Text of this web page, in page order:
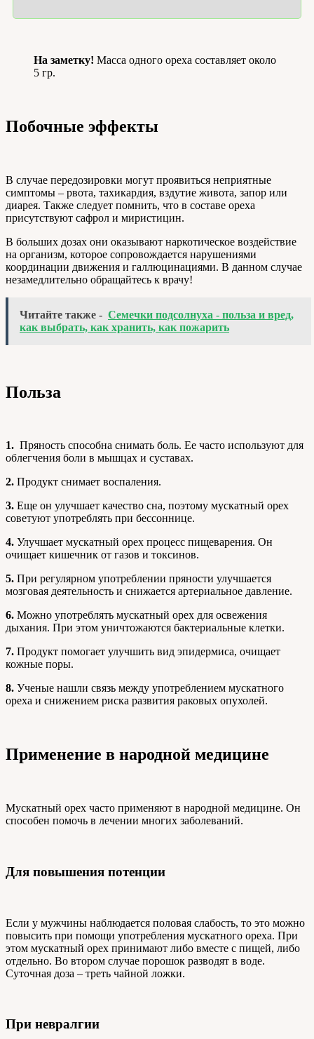
На заметку! Масса одного ореха составляет около
5 гр.
Побочные эффекты
В случае передозировки могут проявиться неприятные
симптомы – рвота, тахикардия, вздутие живота, запор или
диарея. Также следует помнить, что в составе ореха
присутствуют сафрол и миристицин.
В больших дозах они оказывают наркотическое воздействие
на организм, которое сопровождается нарушениями
координации движения и галлюцинациями. В данном случае
незамедлительно обращайтесь к врачу!
Читайте также - Семечки подсолнуха - польза и вред,
как выбрать, как хранить, как пожарить
Польза
1. Пряность способна снимать боль. Ее часто используют для
облегчения боли в мышцах и суставах.
2. Продукт снимает воспаления.
3. Еще он улучшает качество сна, поэтому мускатный орех
советуют употреблять при бессоннице.
4. Улучшает мускатный орех процесс пищеварения. Он
очищает кишечник от газов и токсинов.
5. При регулярном употреблении пряности улучшается
мозговая деятельность и снижается артериальное давление.
6. Можно употреблять мускатный орех для освежения
дыхания. При этом уничтожаются бактериальные клетки.
7. Продукт помогает улучшить вид эпидермиса, очищает
кожные поры.
8. Ученые нашли связь между употреблением мускатного
ореха и снижением риска развития раковых опухолей.
Применение в народной медицине
Мускатный орех часто применяют в народной медицине. Он
способен помочь в лечении многих заболеваний.
Для повышения потенции
Если у мужчины наблюдается половая слабость, то это можно
повысить при помощи употребления мускатного ореха. При
этом мускатный орех принимают либо вместе с пищей, либо
отдельно. Во втором случае порошок разводят в воде.
Суточная доза – треть чайной ложки.
При невралгии